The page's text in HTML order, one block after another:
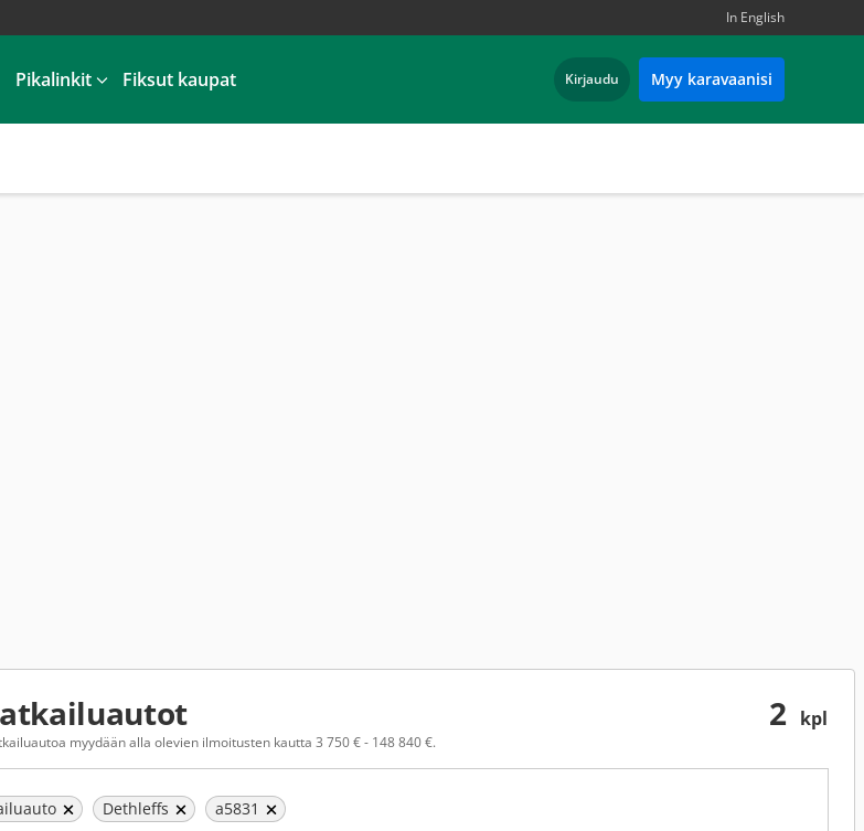
In English
Pikalinkit Fiksut kaupat Kirjaudu Myy karavaanisi
2 kpl
myydään alla olevien ilmoitusten kautta 3 750 € - 148 840 €.
Dethleffs a5831